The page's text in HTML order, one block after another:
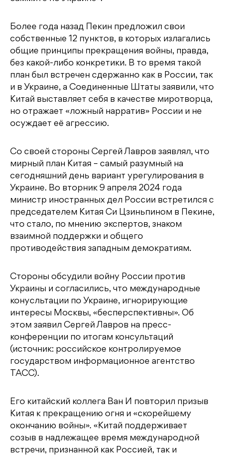
Более года назад Пекин предложил свои
собственные 12 пунктов, в которых излагались
общие принципы прекращения войны, правда,
без какой-либо конкретики. В то время такой
план был встречен сдержанно как в России, так
и в Украине, а Соединенные Штаты заявили, что
Китай выставляет себя в качестве миротворца,
но отражает «ложный нарратив» России и не
осуждает её агрессию.
Со своей стороны Сергей Лавров заявлял, что
мирный план Китая – самый разумный на
сегодняшний день вариант урегулирования в
Украине. Во вторник 9 апреля 2024 года
министр иностранных дел России встретился с
председателем Китая Си Цзиньпином в Пекине,
что стало, по мнению экспертов, знаком
взаимной поддержки и общего
противодействия западным демократиям.
Стороны обсудили войну России против
Украины и согласились, что международные
конусльтации по Украине, игнорирующие
интересы Москвы, «бесперспективны». Об
этом заявил Сергей Лавров на пресс-
конференции по итогам консультаций
(источник: российское контролируемое
государством информационное агентство
ТАСС).
Его китайский коллега Ван И повторил призыв
Китая к прекращению огня и «скорейшему
окончанию войны». «Китай поддерживает
созыв в надлежащее время международной
встречи, признанной как Россией, так и